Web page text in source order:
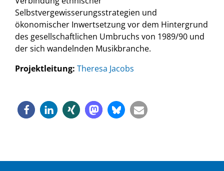
Selbstvergewisserungsstrategien und
ökonomischer Inwertsetzung vor dem Hintergrund
des gesellschaftlichen Umbruchs von 1989/90 und
der sich wandelnden Musikbranche.
Projektleitung: Theresa Jacobs